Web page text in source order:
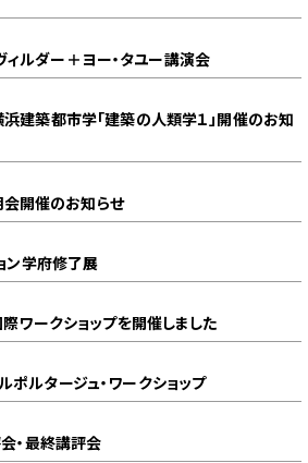
ルダー＋ヨー・タユー講演会
建築都市学「建築の人類学１」開催のお知
開催のお知らせ
ン学府修了展
ワークショップを開催しました
ポルタージュ・ワークショップ
・最終講評会